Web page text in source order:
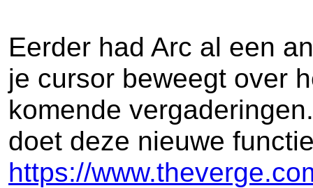
Eerder had Arc al een
je cursor beweegt over
komende
doet deze nieuwe
https://